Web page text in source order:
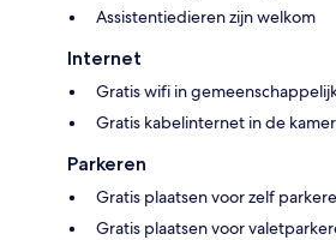
Assistentiedieren zijn welkom
Internet
Gratis wifi in
Gratis kabelinternet in de
Parkeren
Gratis plaatsen voor zelf
Gratis plaatsen voor